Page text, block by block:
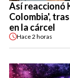
Así reaccionó
Colombia',
en la cárcel
Hace2 horas